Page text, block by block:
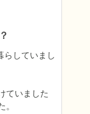
していまし
ていました